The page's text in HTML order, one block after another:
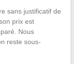
sans justificatif de
prix est
Nous
reste sous-